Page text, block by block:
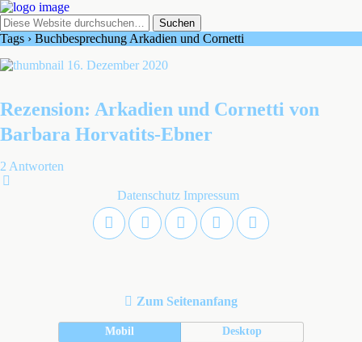
Tags › Buchbesprechung Arkadien und Cornetti
16. Dezember 2020
Rezension: Arkadien und Cornetti von
Barbara Horvatits-Ebner
2 Antworten
Datenschutz Impressum
Zum Seitenanfang
Mobil Desktop